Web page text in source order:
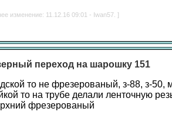
изменение: 11.12.16 09:01 - Iwan57. ]
переход на шарошку 151
то не фрезерованый, з-88, з-50,
то на трубе делали ленточную
фрезерованый